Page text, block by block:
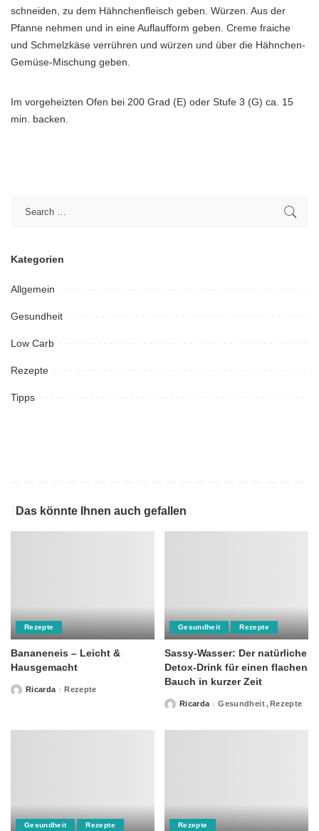
schneiden, zu dem Hähnchenfleisch geben. Würzen. Aus der
Pfanne nehmen und in eine Auflaufform geben. Creme fraiche
und Schmelzkäse verrühren und würzen und über die Hähnchen-
Gemüse-Mischung geben.
Im vorgeheizten Ofen bei 200 Grad (E) oder Stufe 3 (G) ca. 15
min. backen.
Kategorien
Allgemein
Gesundheit
Low Carb
Rezepte
Tipps
Das könnte Ihnen auch gefallen
Rezepte
Bananeneis – Leicht &
Hausgemacht
PostedRicarda Rezepte
Gesundheit Rezepte
Sassy-Wasser: Der natürliche
Detox-Drink für einen flachen
Bauch in kurzer Zeit
PostedRicarda Gesundheit Rezepte
Gesundheit Rezepte Rezepte